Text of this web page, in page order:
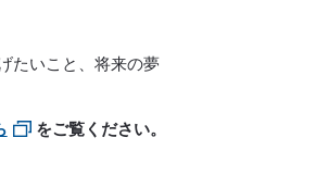
たいこと、将来の夢
をご覧ください。